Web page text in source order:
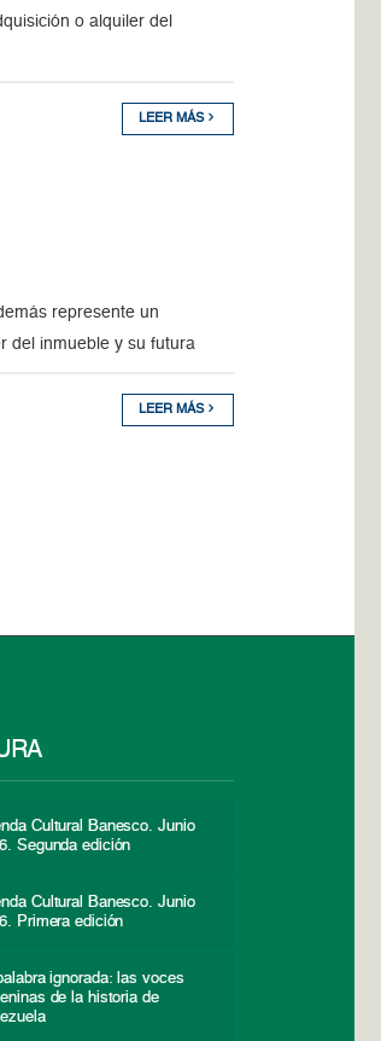
o alquiler del
LEER MÁS
represente un
del inmueble y su futura
LEER MÁS
Cultural Banesco. Junio
Segunda edición
Cultural Banesco. Junio
Primera edición
palabra ignorada: las voces
de la historia de